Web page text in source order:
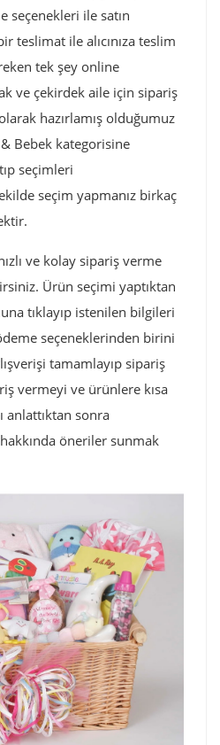
seçenekleri ile satın
teslimat ile alıcınıza teslim
tek şey online
ve çekirdek aile için sipariş
hazırlamış olduğumuz
Bebek kategorisine
seçimleri
seçim yapmanız birkaç
ve kolay sipariş verme
Ürün seçimi yaptıktan
tıklayıp istenilen bilgileri
seçeneklerinden birini
tamamlayıp sipariş
vermeyi ve ürünlere kısa
anlattıktan sonra
hakkında öneriler sunmak